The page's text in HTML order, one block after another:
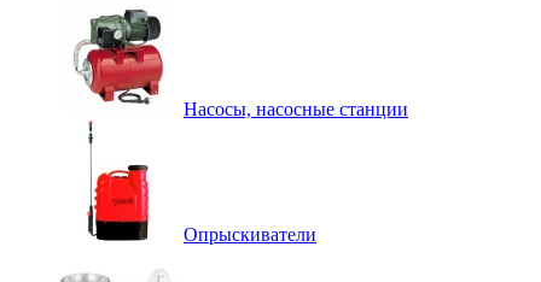
Насосы, насосные станции
Опрыскиватели